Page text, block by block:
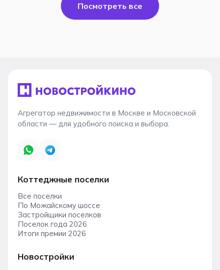
Посмотреть все
Агрегатор недвижимости в Москве и Московской
области — для удобного поиска и выбора.
Коттеджные поселки
Все поселки
По Можайскому шоссе
Застройщики поселков
Поселок года 2026
Итоги премии 2026
Новостройки